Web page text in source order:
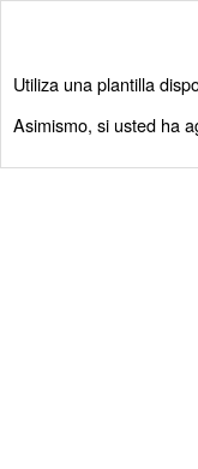
Utiliza una plantilla
Asimismo, si usted ha